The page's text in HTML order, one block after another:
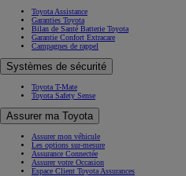
Toyota Assistance
Garanties Toyota
Bilan de Santé Batterie Toyota
Garantie Confort Extracare
Campagnes de rappel
Systèmes de sécurité
Toyota T-Mate
Toyota Safety Sense
Assurer ma Toyota
Assurer mon véhicule
Les options sur-mesure
Assurance Connectée
Assurer votre Occasion
Espace Client Toyota Assurances